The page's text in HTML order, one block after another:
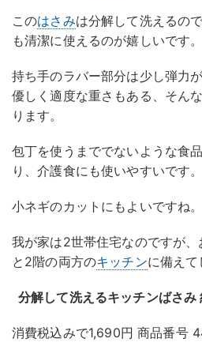
このはさみは分解して洗えるの
も清潔に使えるのが嬉しいです。
持ち手のラバー部分は少し弾力
優しく適度な重さもある、そん
ります。
包丁を使うまででないような食
り、介護食にも使いやすいです。
小ネギのカットにもよいですね。
我が家は2世帯住宅なのですが
と2階の両方のキッチンに備えて
分解して洗えるキッチンばさ
消費税込みで1,690円 商品番号